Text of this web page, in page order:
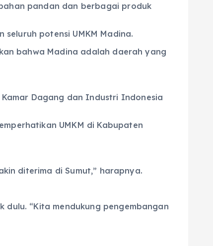
pandan dan berbagai produk
potensi UMKM Madina.
bahwa Madina adalah daerah yang
Kamar Dagang dan Industri Indonesia
UMKM di Kabupaten
diterima di Sumut,” harapnya.
dulu. “Kita mendukung pengembangan